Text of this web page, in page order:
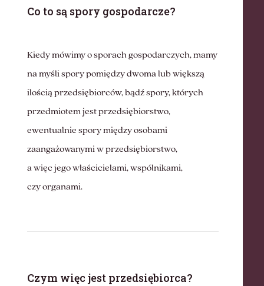
Co to są spory gospodarcze?
Kiedy mówimy o sporach gospodarczych, mamy
na myśli spory pomiędzy dwoma lub większą
ilością przedsiębiorców, bądź spory, których
przedmiotem jest przedsiębiorstwo,
ewentualnie spory między osobami
zaangażowanymi w przedsiębiorstwo,
a więc jego właścicielami, wspólnikami,
czy organami.
Czym więc jest przedsiębiorca?